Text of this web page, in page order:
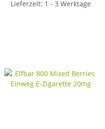
Lieferzeit: 1 - 3 Werktage